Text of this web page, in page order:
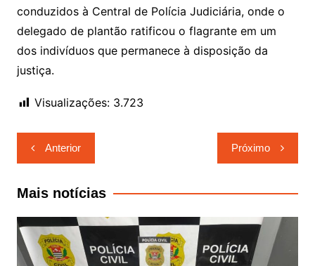
conduzidos à Central de Polícia Judiciária, onde o
delegado de plantão ratificou o flagrante em um
dos indivíduos que permanece à disposição da
justiça.
Visualizações: 3.723
Navegação
de
Post
Anterior Próximo
Mais notícias